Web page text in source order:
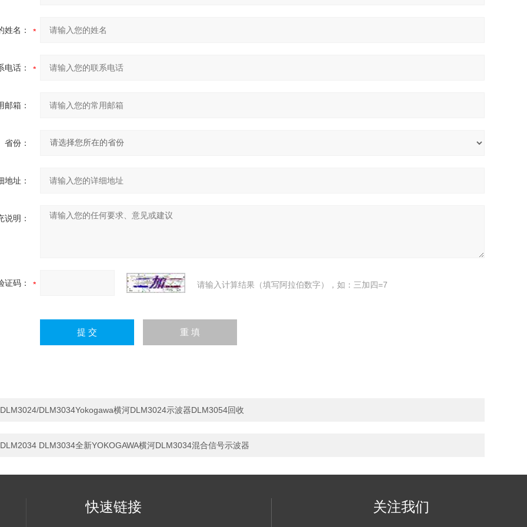
姓名：
电话：
邮箱：
省份：
地址：
说明：
证码： 请输入计算结果（填写阿拉伯数字），如：三加四=7
DLM3024/DLM3034Yokogawa横河DLM3024示波器DLM3054回收
DLM2034 DLM3034全新YOKOGAWA横河DLM3034混合信号示波器
快速链接 关注我们